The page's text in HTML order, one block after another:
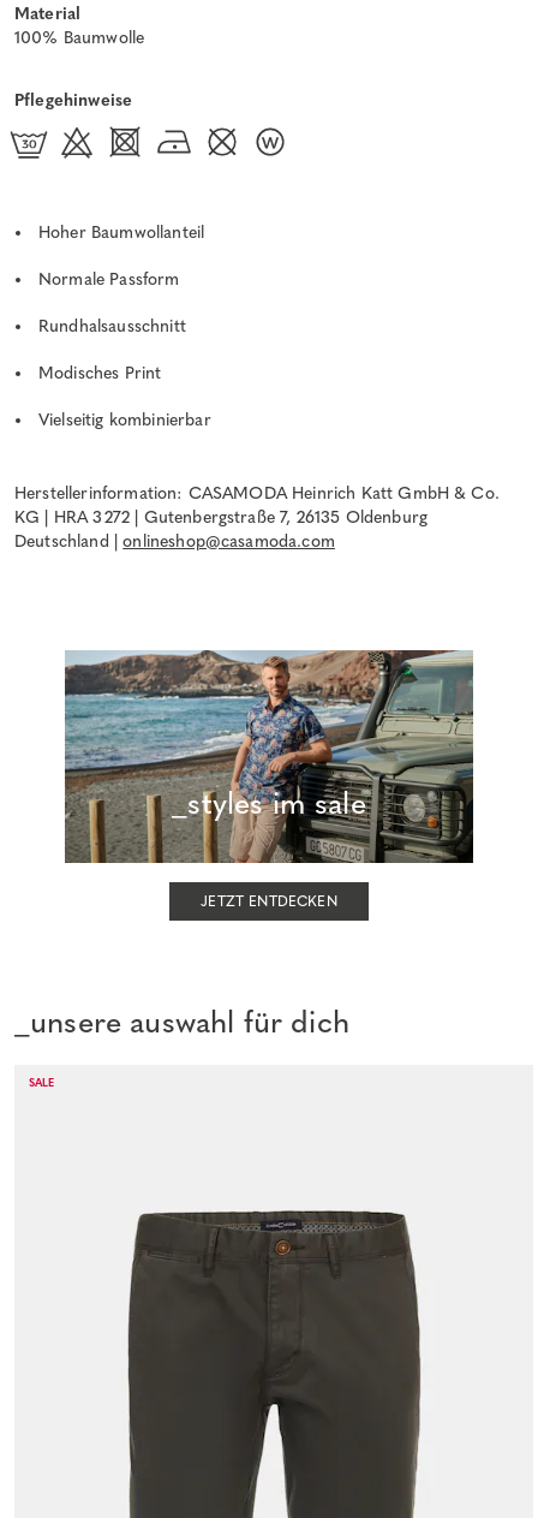
Material
100% Baumwolle
Pflegehinweise
Hoher Baumwollanteil
Normale Passform
Rundhalsausschnitt
Modisches Print
Vielseitig kombinierbar
Herstellerinformation: CASAMODA Heinrich Katt GmbH & Co.
KG | HRA 3272 | Gutenbergstraße 7, 26135 Oldenburg
Deutschland |onlineshop@casamoda.com
_styles im sale
JETZT ENTDECKEN
_unsere auswahl für dich
SALE